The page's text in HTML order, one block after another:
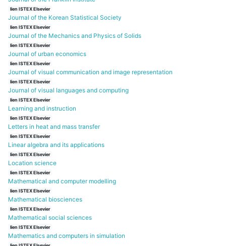
lien ISTEX Elsevier
Journal of the Korean Statistical Society
lien ISTEX Elsevier
Journal of the Mechanics and Physics of Solids
lien ISTEX Elsevier
Journal of urban economics
lien ISTEX Elsevier
Journal of visual communication and image representation
lien ISTEX Elsevier
Journal of visual languages and computing
lien ISTEX Elsevier
Learning and instruction
lien ISTEX Elsevier
Letters in heat and mass transfer
lien ISTEX Elsevier
Linear algebra and its applications
lien ISTEX Elsevier
Location science
lien ISTEX Elsevier
Mathematical and computer modelling
lien ISTEX Elsevier
Mathematical biosciences
lien ISTEX Elsevier
Mathematical social sciences
lien ISTEX Elsevier
Mathematics and computers in simulation